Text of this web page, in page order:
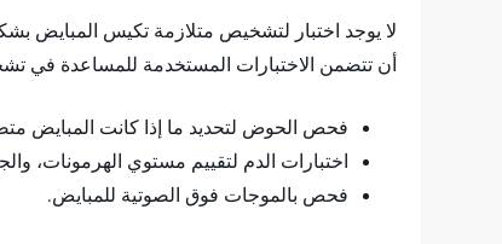
لا يوجد اختبار لتشخيص متلازمة تكيس المبايض
أن تتضمن الاختبارات المستخدمة للمساعدة في
فحص الحوض لتحديد ما إذا كانت المبايض
اختبارات الدم لتقييم مستوي الهرمونات،
فحص بالموجات فوق الصوتية للمبايض.